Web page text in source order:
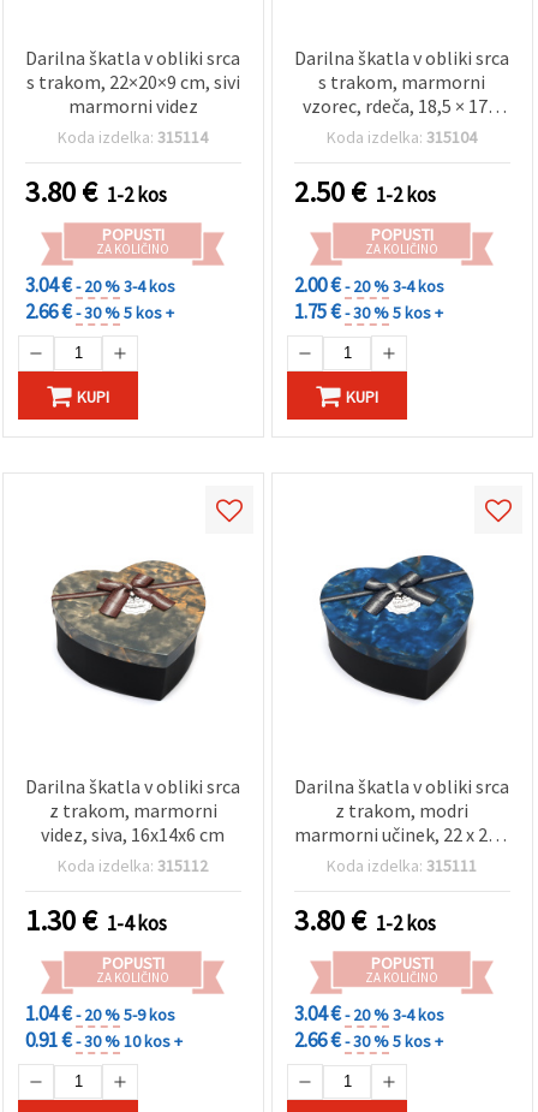
Darilna škatla v obliki srca
s trakom, 22×20×9 cm, sivi
marmorni videz
Koda izdelka:315114
3.80€ 1-2 kos
POPUSTI
ZA KOLIČINO
3.04 €- 20 %3-4 kos
2.66 €- 30 %5 kos +
KUPI
Darilna škatla v obliki srca
s trakom, marmorni
vzorec, rdeča, 18,5 × 17 ×
7,5 cm – za DIY in ročna
Koda izdelka:315104
2.50€ 1-2 kos
POPUSTI
ZA KOLIČINO
2.00 €- 20 %3-4 kos
1.75 €- 30 %5 kos +
KUPI
Darilna škatla v obliki srca
z trakom, marmorni
videz, siva, 16x14x6 cm
Koda izdelka:315112
1.30€ 1-4 kos
POPUSTI
ZA KOLIČINO
1.04 €- 20 %5-9 kos
0.91 €- 30 %10 kos +
Darilna škatla v obliki srca
z trakom, modri
marmorni učinek, 22 x 20 x
9 cm
Koda izdelka:315111
3.80€ 1-2 kos
POPUSTI
ZA KOLIČINO
3.04 €- 20 %3-4 kos
2.66 €- 30 %5 kos +